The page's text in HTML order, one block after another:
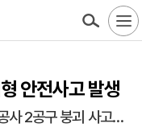
안전사고 발생
사 2공구 붕괴 사고…